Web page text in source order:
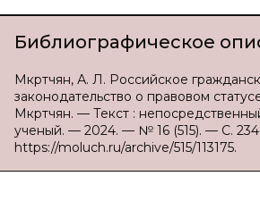
Библиографическое
Мкртчян, А. Л. Российское
законодательство о правовом
Мкртчян. — Текст :
ученый. — 2024. — № 16 (515). — С.
https://moluch.ru/archive/515/113175.